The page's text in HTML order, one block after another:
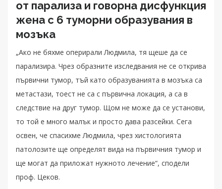
от парализа и говорна дисфункция
жена с 6 туморни образувания в
мозъка
„Ако не бяхме оперирали Людмила, тя щеше да се
парализира. Чрез образните изследвания не се открива
първични тумор, тъй като образуванията в мозъка са
метастази, тоест не са с първична локация, а са в
следствие на друг тумор. Щом не може да се установи,
то той е много малък и просто дава разсейки. Сега
освен, че спасихме Людмила, чрез хистологията
патолозите ще определят вида на първичния тумор и
ще могат да приложат нужното лечение“, сподели
проф. Цеков.